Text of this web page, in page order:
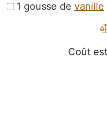
1 gousse de vanille
Coût